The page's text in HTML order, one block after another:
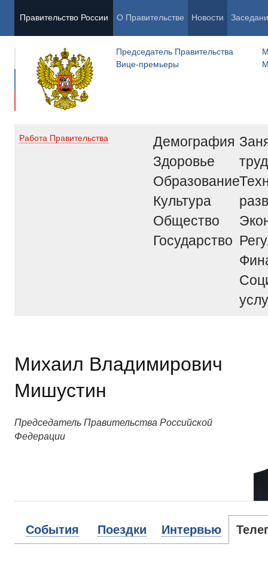
Правительство России О Правительстве Новости
Председатель Правительства
Вице-премьеры
Работа Правительства
Демография
Здоровье
Образование
Культура
Общество
Государство
труд
Михаил Владимирович
Мишустин
Председатель Правительства Российской
Федерации
События Поездки Интервью